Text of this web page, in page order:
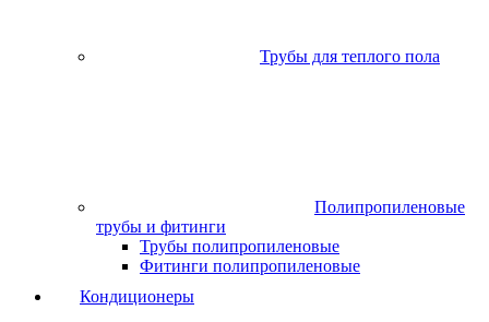
Трубы для теплого пола
Полипропиленовые
трубы и фитинги
Трубы полипропиленовые
Фитинги полипропиленовые
Кондиционеры